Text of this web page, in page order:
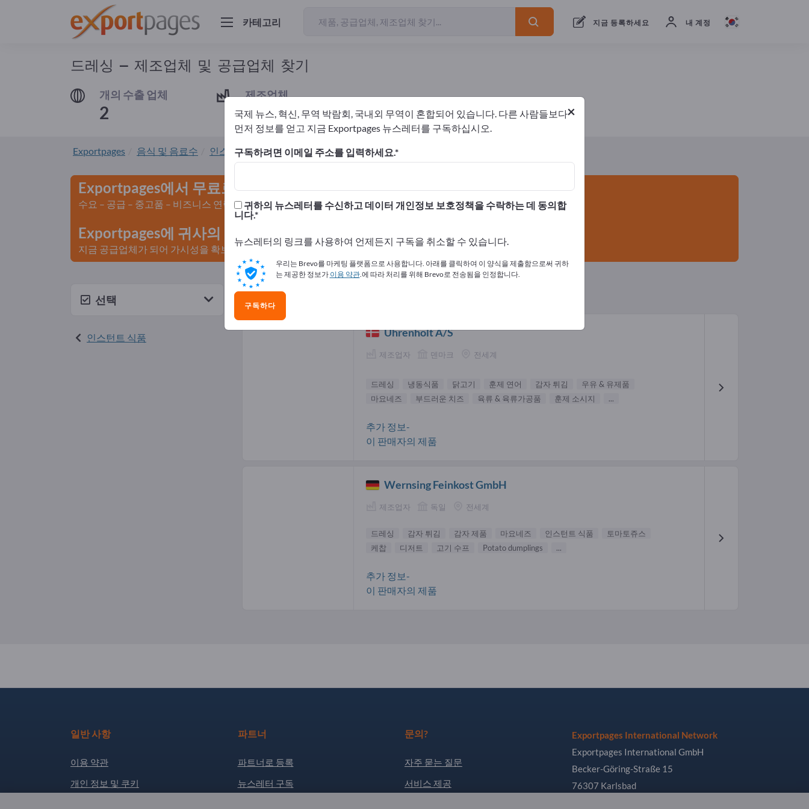
카테고리 지금 등록하세요 내 계정
드레싱 – 제조업체 및 공급업체 찾기
개의 수출 업체
2
제조업체
2
개의 수출 업체2 제조업체
Exportpages 음식 및 음료수 인스턴트 식품 드레싱
Exportpages에서 무료로 광고하세요!
수요 – 공급 – 중고품 – 비즈니스 연락처 >> 여기서 시작하세요
Exportpages에 귀사의 회사와 제품을 게시하세요.
지금 공급업체가 되어 가시성을 확보하세요>> 여기서 게시하기
선택
인스턴트 식품
드레싱 공급업체(2)
Uhrenholt A/S
제조업자 덴마크 전세계
드레싱 냉동식품 닭고기 훈제 연어 감자 튀김
우유 & 유제품
마요네즈
부드러운 치즈 육류 & 육류가공품 훈제 소시지 ...
추가 정보-
이 판매자의 제품
Wernsing Feinkost GmbH
제조업자 독일 전세계
드레싱 감자 튀김 감자 제품 마요네즈 인스턴트 식품
토마토쥬스
케찹
디저트 고기 수프 Potato dumplings ...
추가 정보-
이 판매자의 제품
일반 사항
이용 약관
개인 정보 및 쿠키
파트너
파트너로 등록
뉴스레터 구독
문의?
자주 묻는 질문
서비스 제공
Exportpages International Network
Exportpages International GmbH
Becker-Göring-Straße 15
76307 Karlsbad
×
국제 뉴스, 혁신, 무역 박람회, 국내외 무역이 혼합되어 있습니다. 다른 사람들보다
먼저 정보를 얻고 지금 Exportpages 뉴스레터를 구독하십시오.
구독하려면 이메일 주소를 입력하세요.
귀하의 뉴스레터를 수신하고 데이터 개인정보 보호정책을 수락하는 데 동의합
니다.
뉴스레터의 링크를 사용하여 언제든지 구독을 취소할 수 있습니다.
우리는 Brevo를 마케팅 플랫폼으로 사용합니다. 아래를 클릭하여 이 양식을 제출함으로써 귀하
는 제공한 정보가 이용 약관.에 따라 처리를 위해 Brevo로 전송됨을 인정합니다.
구독하다